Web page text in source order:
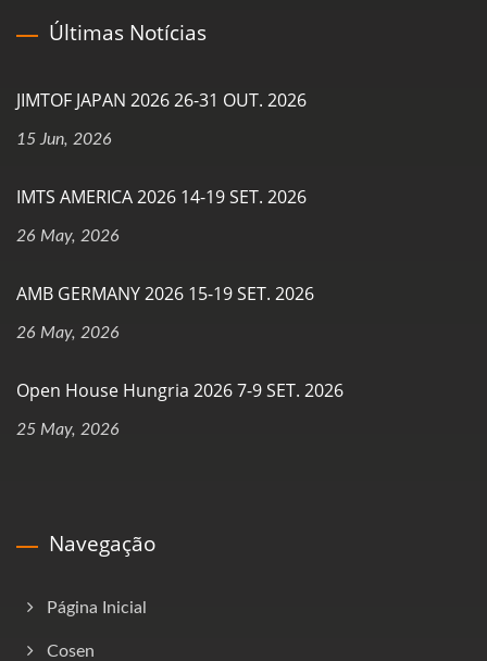
Últimas Notícias
JIMTOF JAPAN 2026 26-31 OUT. 2026
15 Jun, 2026
IMTS AMERICA 2026 14-19 SET. 2026
26 May, 2026
AMB GERMANY 2026 15-19 SET. 2026
26 May, 2026
Open House Hungria 2026 7-9 SET. 2026
25 May, 2026
Navegação
Página Inicial
Cosen